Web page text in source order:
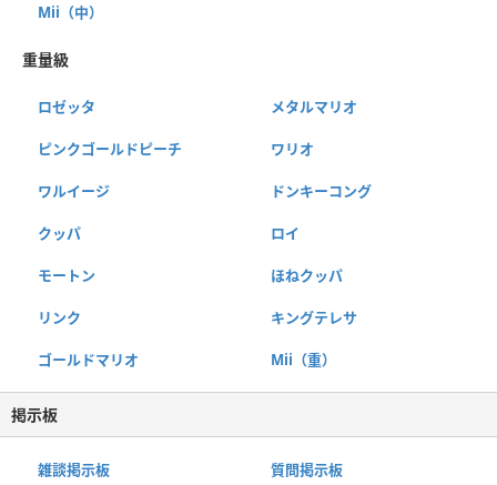
Mii（中）
重量級
ロゼッタ メタルマリオ
ピンクゴールドピーチ ワリオ
ワルイージ ドンキーコング
クッパ ロイ
モートン ほねクッパ
リンク キングテレサ
ゴールドマリオ Mii（重）
掲示板
雑談掲示板 質問掲示板